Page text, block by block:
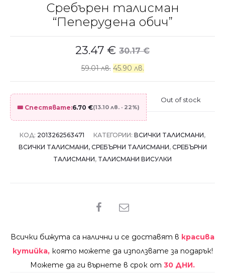
Сребърен талисман
“Пеперудена обич”
30.17€
23.47 €
59.01 лв. 45.90 лв.
🎟️ Спестявате:6.70 €(13.10 лв. · 22%)
Out of stock
КОД: 2013262563471 КАТЕГОРИИ: ВСИЧКИ ТАЛИСМАНИ,
ВСИЧКИ ТАЛИСМАНИ, СРЕБЪРНИ ТАЛИСМАНИ, СРЕБЪРНИ
ТАЛИСМАНИ, ТАЛИСМАНИ ВИСУЛКИ
SHARE
Всички бижута са налични и се доставят в красива
кутийка, която можете да използвате за подарък!
Можете да ги върнете в срок от 30 ДНИ.